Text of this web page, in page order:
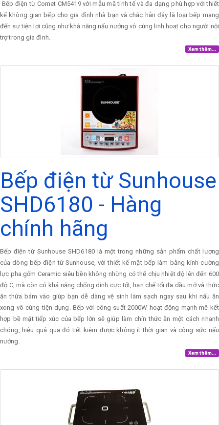
Bếp điện từ Comet CM5419 với mẫu mã tinh tế và đa dạng phù hợp với thiết
kế không gian bếp cho gia đình nhà bạn và chắc hẳn đây là loại bếp mang
đến sự tiện lợi cũng như khả năng nấu nướng vô cùng linh hoạt cho người nội
trợ trong gia đình.
Xem thêm...
Bếp điện từ Sunhouse
SHD6180 - Hàng
chính hãng
Bếp điện từ Sunhouse SHD6180 là một trong những sản phẩm chất lượng
của dòng bếp điện từ Sunhouse, với thiết kế mặt bếp làm bằng kính cường
lực pha gốm Ceramic siêu bền không những có thể chịu nhiệt độ lên đến 600
độ C, mà còn có khả năng chống dính cực tốt, hạn chế tối đa dầu mỡ và thức
ăn thừa bám vào giúp bạn dễ dàng vệ sinh làm sạch ngay sau khi nấu ăn
xong vô cùng tiện dụng. Bếp với công suất 2000W hoạt động mạnh mẽ kết
hợp bề mặt tiếp xúc của bếp lớn sẽ giúp làm chín thức ăn một cách nhanh
chóng, hiệu quả qua đó tiết kiệm được không ít thời gian và công sức nấu
nướng.
Xem thêm...